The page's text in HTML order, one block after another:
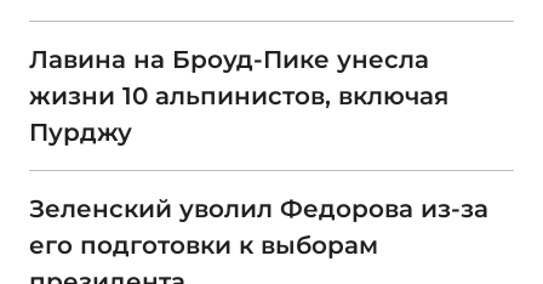
Лавина на Броуд-Пике унесла
жизни 10 альпинистов, включая
Пурджу
Зеленский уволил Федорова из-за
его подготовки к выборам